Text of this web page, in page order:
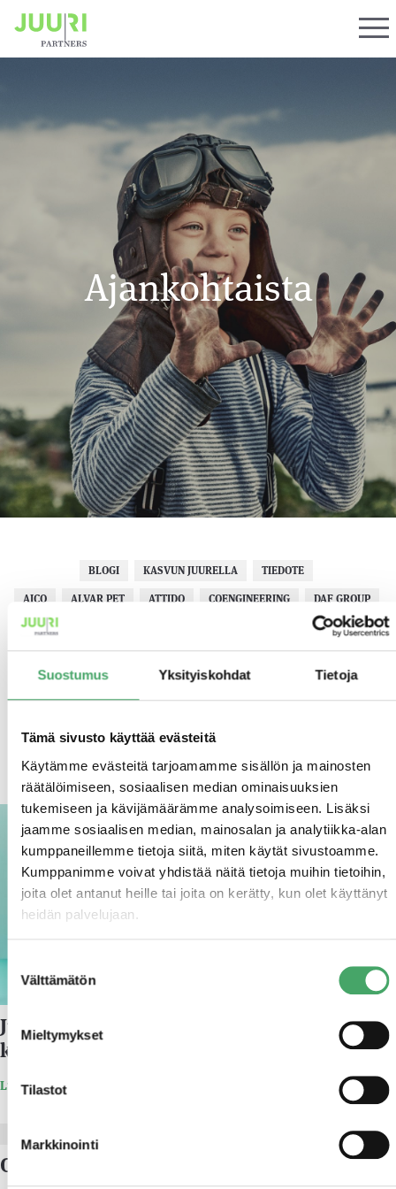
Suostumus Yksityiskohdat Tietoja
Tämä sivusto käyttää evästeitä
Käytämme evästeitä tarjoamamme sisällön ja mainosten
räätälöimiseen, sosiaalisen median ominaisuuksien
tukemiseen ja kävijämäärämme analysoimiseen. Lisäksi
jaamme sosiaalisen median, mainosalan ja analytiikka-alan
kumppaneillemme tietoja siitä, miten käytät sivustoamme.
Kumppanimme voivat yhdistää näitä tietoja muihin tietoihin,
joita olet antanut heille tai joita on kerätty, kun olet käyttänyt
heidän palvelujaan.
Suostumuksen
valinta
Välttämätön
Mieltymykset
Tilastot
Markkinointi
Ajankohtaista
BLOGI KASVUN JUURELLA TIEDOTE
AICO ALVAR PET ATTIDO COENGINEERING
DAF GROUP
DESTACLEAN
HYDROLINE
IMAGON
JOBILLA JUURI PARTNERS
KAMROCK
KAS-TELINEET
KYLMÄSTI PARAS
MEDICONSULT
N-CLEAN
NITOR OMNIGYM
PROFINDER
20.8.2021
Juuri Partners irtautuu Vitality and -
konsernista
Lue lisää
31.10.2017
Oy Makrobios Ab osaksi Vitality and Oy:tä